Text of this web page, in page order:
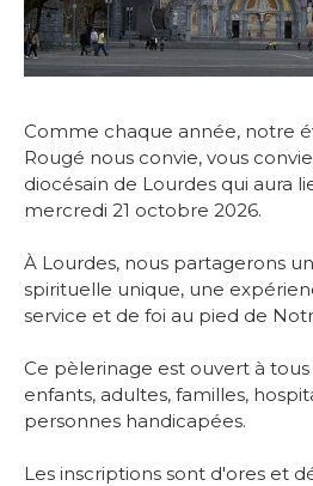
Comme chaque année, notre
Rougé nous convie, vous
diocésain de Lourdes qui aura
mercredi 21 octobre 2026.
À Lourdes, nous partagerons
spirituelle unique, une
service et de foi au pied de
Ce pèlerinage est ouvert à tous
enfants, adultes, familles,
personnes handicapées.
Les inscriptions sont d'ores et